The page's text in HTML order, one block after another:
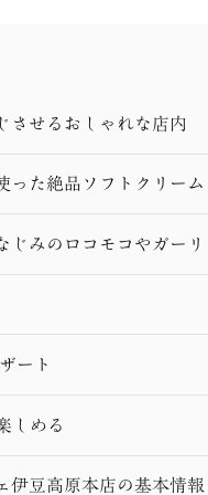
させるおしゃれな店内
った絶品ソフトクリーム
じみのロコモコやガー
ート
しめる
伊豆高原本店の基本情報